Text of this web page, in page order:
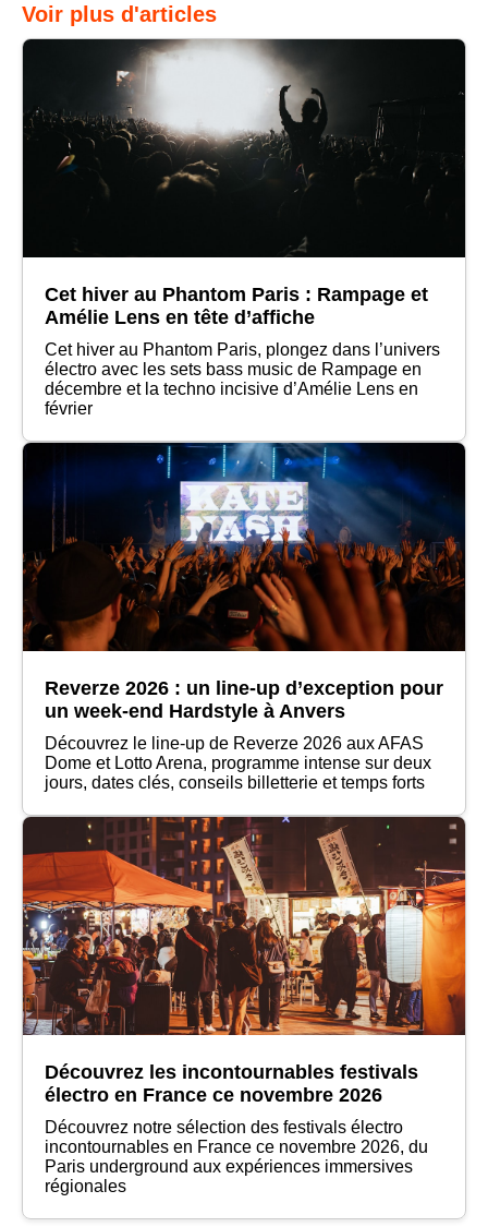
Voir plus d'articles
Cet hiver au Phantom Paris : Rampage et
Amélie Lens en tête d’affiche
Cet hiver au Phantom Paris, plongez dans l’univers
électro avec les sets bass music de Rampage en
décembre et la techno incisive d’Amélie Lens en
février
Reverze 2026 : un line-up d’exception pour
un week-end Hardstyle à Anvers
Découvrez le line-up de Reverze 2026 aux AFAS
Dome et Lotto Arena, programme intense sur deux
jours, dates clés, conseils billetterie et temps forts
Découvrez les incontournables festivals
électro en France ce novembre 2026
Découvrez notre sélection des festivals électro
incontournables en France ce novembre 2026, du
Paris underground aux expériences immersives
régionales